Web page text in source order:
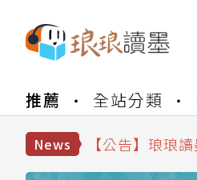
推薦 全站分類
News
【公告】琅琅
【公告】琅琅
【公告】琅琅